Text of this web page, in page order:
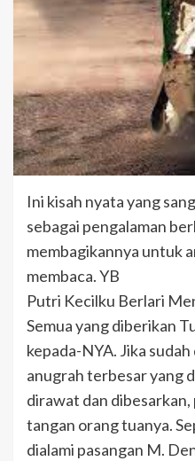
Ini kisah nyata yang
sebagai pengalaman
membagikannya untuk
membaca. YB
Putri Kecilku Berlari
Semua yang diberikan
kepada-NYA. Jika
anugrah terbesar yang
dirawat dan
tangan orang tuanya.
dialami pasangan M.